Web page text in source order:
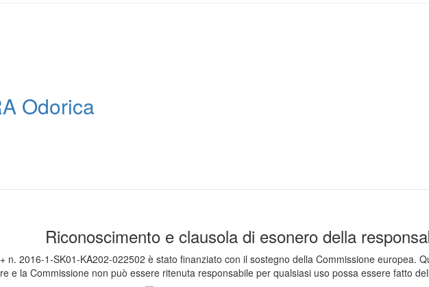
Odorica
Riconoscimento e clausola di esonero della
n. 2016-1-SK01-KA202-022502 è stato finanziato con il sostegno della Commissione europea.
e la Commissione non può essere ritenuta responsabile per qualsiasi uso possa essere fatto